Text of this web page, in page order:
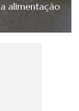
alimentação